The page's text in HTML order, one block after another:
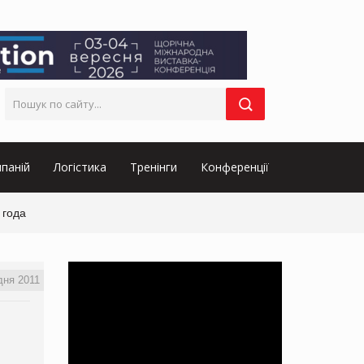
Логістика Тренінги Конференції
2011